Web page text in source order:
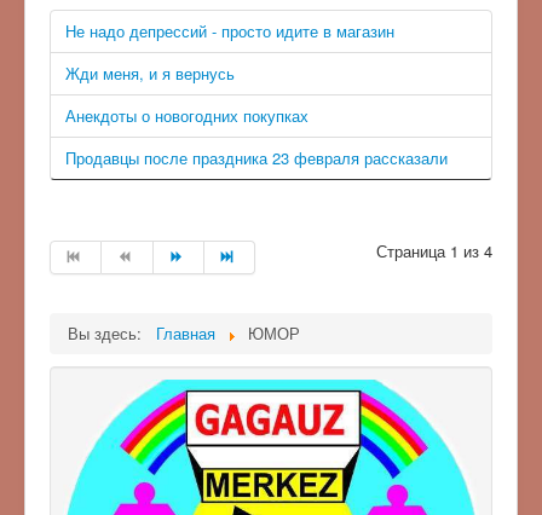
Не надо депрессий - просто идите в магазин
Жди меня, и я вернусь
Анекдоты о новогодних покупках
Продавцы после праздника 23 февраля рассказали
Страница 1 из 4
Вы здесь: Главная ЮМОР